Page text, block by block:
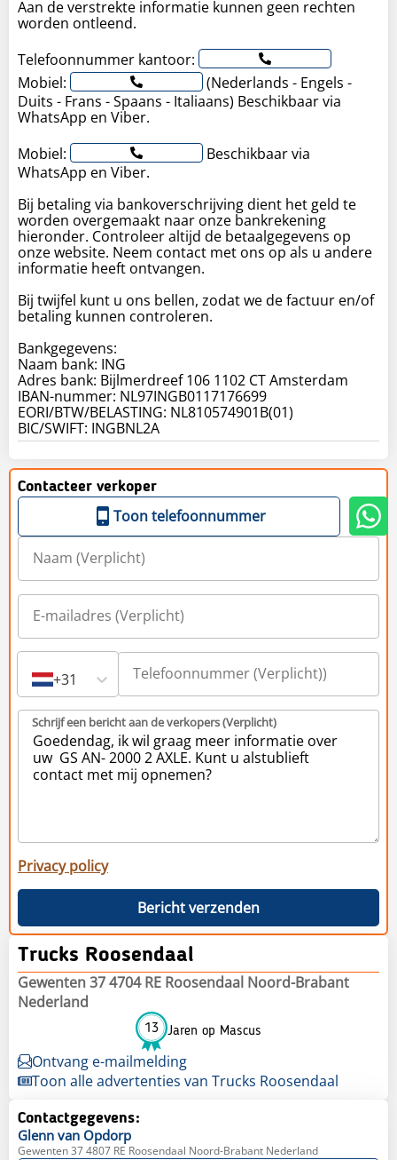
Aan de verstrekte informatie kunnen geen rechten
worden ontleend.
Telefoonnummer kantoor:
Mobiel:
(Nederlands - Engels -
Duits - Frans - Spaans - Italiaans) Beschikbaar via
WhatsApp en Viber.
Mobiel:
Beschikbaar via
WhatsApp en Viber.
Bij betaling via bankoverschrijving dient het geld te
worden overgemaakt naar onze bankrekening
hieronder. Controleer altijd de betaalgegevens op
onze website. Neem contact met ons op als u andere
informatie heeft ontvangen.
Bij twijfel kunt u ons bellen, zodat we de factuur en/of
betaling kunnen controleren.
Bankgegevens:
Naam bank: ING
Adres bank: Bijlmerdreef 106 1102 CT Amsterdam
IBAN-nummer: NL97INGB0117176699
EORI/BTW/BELASTING: NL810574901B(01)
BIC/SWIFT: INGBNL2A
Contacteer verkoper
Toon telefoonnummer
+31
Schrijf een bericht aan de verkopers (Verplicht)
Privacy policy
Bericht verzenden
Trucks Roosendaal
Gewenten 37 4704 RE Roosendaal Noord-Brabant
Nederland
13 Jaren op Mascus
Ontvang e-mailmelding
Toon alle advertenties van Trucks Roosendaal
Contactgegevens:
Glenn van Opdorp
Gewenten 37 4807 RE Roosendaal Noord-Brabant Nederland